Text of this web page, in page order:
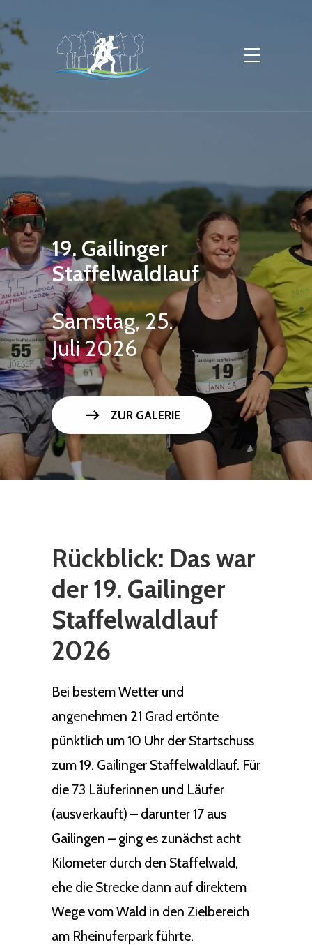
19. Gailinger
Staffelwaldlauf
Samstag, 25.
Juli 2026
arrow_right_alt ZUR GALERIE
Rückblick: Das war
der 19. Gailinger
Staffelwaldlauf
2026
Bei bestem Wetter und
angenehmen 21 Grad ertönte
pünktlich um 10 Uhr der Startschuss
zum 19. Gailinger Staffelwaldlauf. Für
die 73 Läuferinnen und Läufer
(ausverkauft) – darunter 17 aus
Gailingen – ging es zunächst acht
Kilometer durch den Staffelwald,
ehe die Strecke dann auf direktem
Wege vom Wald in den Zielbereich
am Rheinuferpark führte.